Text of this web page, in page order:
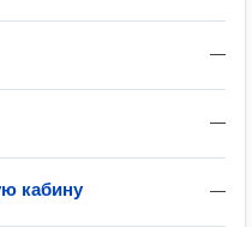
—
—
—
кабину